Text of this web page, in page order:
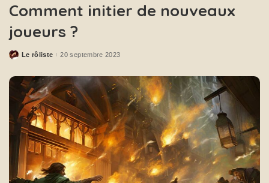
Comment initier de nouveaux
joueurs ?
Le rôliste 20 septembre 2023